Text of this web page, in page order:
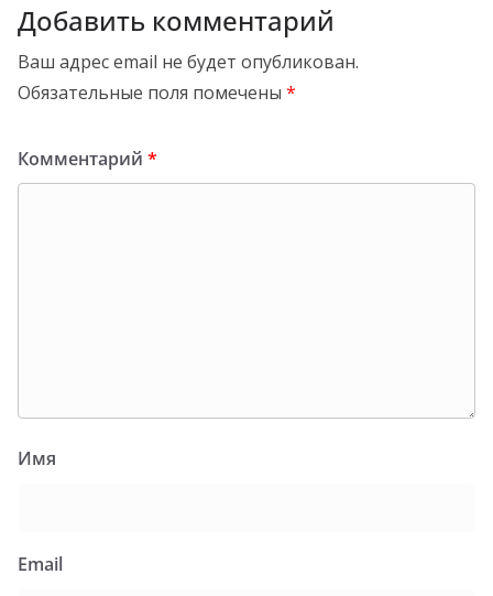
Добавить комментарий
Ваш адрес email не будет опубликован.
Обязательные поля помечены *
Комментарий *
Имя
Email